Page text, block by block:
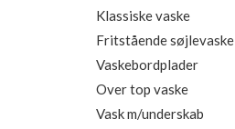
Klassiske vaske
Fritstående søjlevaske
Vaskebordplader
Over top vaske
Vask m/underskab